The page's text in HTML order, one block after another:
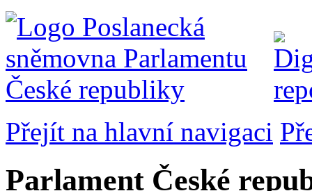
Přejít na hlavní navigaci
Parlament České